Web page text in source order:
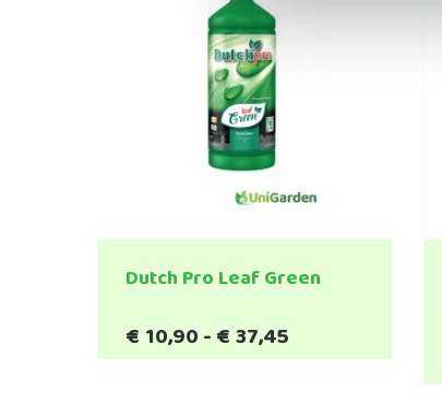
Dutch Pro Leaf Green
€ 10,90-€37,45
€10,90
Dit
product